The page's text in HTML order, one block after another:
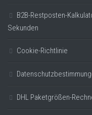
B2B-Restposten-
Sekunden
Cookie-Richtlinie
DHL Paketgrößen-